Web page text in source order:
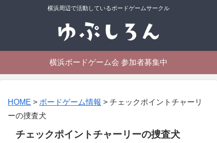
横浜周辺で活動しているボードゲームサークル
横浜ボードゲーム会 参加者募集中
HOME > ボードゲーム情報 > チェックポイントチャーリ
ーの捜査犬
チェックポイントチャーリーの捜査犬